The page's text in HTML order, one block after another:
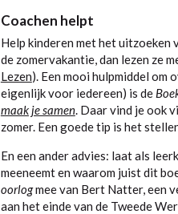
Coachen helpt
Help kinderen met het uitzoeken
de zomervakantie, dan lezen ze
Lezen). Een mooi hulpmiddel om
eigenlijk voor iedereen) is de
maak je samen. Daar vind je ook
zomer. Een goede tip is het
En een ander advies: laat als
meeneemt en waarom juist dit
oorlogmee van Bert Natter, een
aan het einde van de Tweede